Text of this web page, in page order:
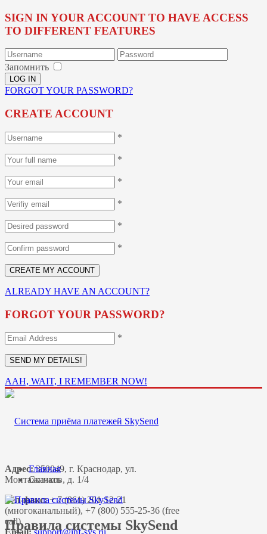
SIGN IN YOUR ACCOUNT TO HAVE ACCESS
TO DIFFERENT FEATURES
Запомнить
FORGOT YOUR PASSWORD?
CREATE ACCOUNT
*
*
*
*
*
*
ALREADY HAVE AN ACCOUNT?
FORGOT YOUR PASSWORD?
*
AAH, WAIT, I REMEMBER NOW!
Адрес:350049, г. Краснодар, ул.
Монтажников, д. 1/4
Тел-факс:+ 7 (861) 201-12-21
(многоканальный), +7 (800) 555-25-36 (free
call)
Главная
Скачать
Правила системы SkySend